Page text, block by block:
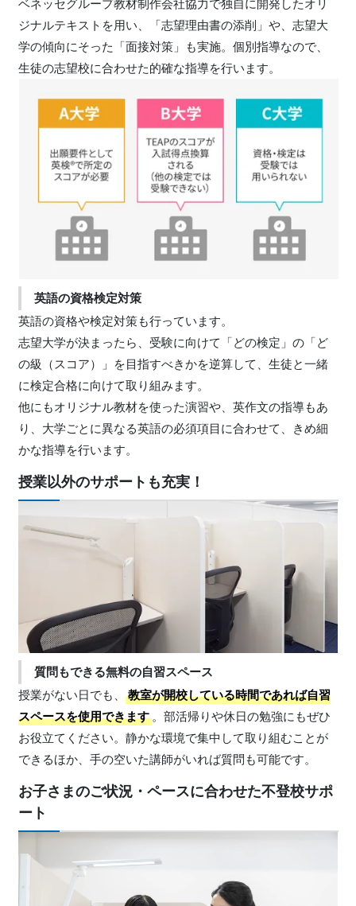
ベネッセグループ教材制作会社協力で独自に開発したオリ
ジナルテキストを用い、「志望理由書の添削」や、志望大
学の傾向にそった「面接対策」も実施。個別指導なので、
生徒の志望校に合わせた的確な指導を行います。
英語の資格検定対策
英語の資格や検定対策も行っています。
志望大学が決まったら、受験に向けて「どの検定」の「ど
の級（スコア）」を目指すべきかを逆算して、生徒と一緒
に検定合格に向けて取り組みます。
他にもオリジナル教材を使った演習や、英作文の指導もあ
り、大学ごとに異なる英語の必須項目に合わせて、きめ細
かな指導を行います。
授業以外のサポートも充実！
質問もできる無料の自習スペース
授業がない日でも、
教室が開校している時間であれば自習
スペースを使用できます。部活帰りや休日の勉強にもぜひ
お役立てください。静かな環境で集中して取り組むことが
できるほか、手の空いた講師がいれば質問も可能です。
お子さまのご状況・ペースに合わせた不登校サポ
ート